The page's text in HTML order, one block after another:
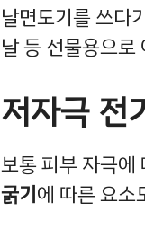
날면도기를 쓰다
날 등 선물용으
저자극 전
보통 피부 자극에
굵기에 따른 요소